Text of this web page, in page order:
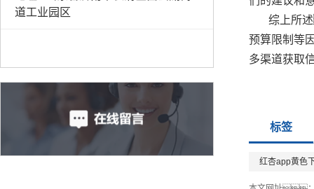
道工业园区
综上所
预算限制等
多渠道获
标签
红杏app黄色